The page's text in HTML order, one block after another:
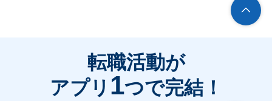
転職活動が
アプリ 1つで完結！